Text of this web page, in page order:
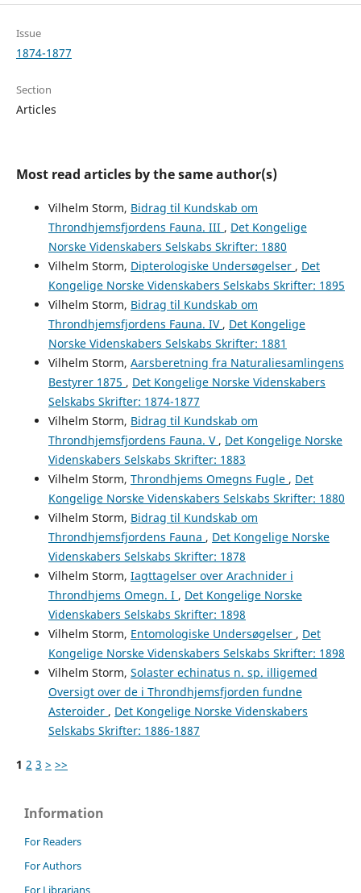
Issue
1874-1877
Section
Articles
Most read articles by the same author(s)
Vilhelm Storm, Bidrag til Kundskab om
Throndhjemsfjordens Fauna. III , Det Kongelige
Norske Videnskabers Selskabs Skrifter: 1880
Vilhelm Storm, Dipterologiske Undersøgelser , Det
Kongelige Norske Videnskabers Selskabs Skrifter: 1895
Vilhelm Storm, Bidrag til Kundskab om
Throndhjemsfjordens Fauna. IV , Det Kongelige
Norske Videnskabers Selskabs Skrifter: 1881
Vilhelm Storm, Aarsberetning fra Naturaliesamlingens
Bestyrer 1875 , Det Kongelige Norske Videnskabers
Selskabs Skrifter: 1874-1877
Vilhelm Storm, Bidrag til Kundskab om
Throndhjemsfjordens Fauna. V , Det Kongelige Norske
Videnskabers Selskabs Skrifter: 1883
Vilhelm Storm, Throndhjems Omegns Fugle , Det
Kongelige Norske Videnskabers Selskabs Skrifter: 1880
Vilhelm Storm, Bidrag til Kundskab om
Throndhjemsfjordens Fauna , Det Kongelige Norske
Videnskabers Selskabs Skrifter: 1878
Vilhelm Storm, Iagttagelser over Arachnider i
Throndhjems Omegn. I , Det Kongelige Norske
Videnskabers Selskabs Skrifter: 1898
Vilhelm Storm, Entomologiske Undersøgelser , Det
Kongelige Norske Videnskabers Selskabs Skrifter: 1898
Vilhelm Storm, Solaster echinatus n. sp. illigemed
Oversigt over de i Throndhjemsfjorden fundne
Asteroider , Det Kongelige Norske Videnskabers
Selskabs Skrifter: 1886-1887
1 2 3 > >>
Information
For Readers
For Authors
For Librarians